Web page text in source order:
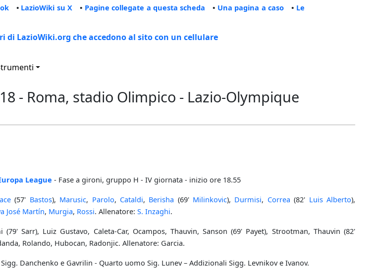
• LazioWiki su X • Pagine collegate a questa scheda • Una pagina a caso • Le
di LazioWiki.org che accedono al sito con un cellulare
- Roma, stadio Olimpico - Lazio-Olympique
League - Fase a gironi, gruppo H - IV giornata - inizio ore 18.55
(57' Bastos), Marusic, Parolo, Cataldi, Berisha (69' Milinkovic), Durmisi, Correa (82' Luis Alberto),
José Martín, Murgia, Rossi. Allenatore: S. Inzaghi.
(79' Sarr), Luiz Gustavo, Caleta-Car, Ocampos, Thauvin, Sanson (69' Payet), Strootman, Thauvin (82'
Rolando, Hubocan, Radonjic. Allenatore: Garcia.
Danchenko e Gavrilin - Quarto uomo Sig. Lunev – Addizionali Sigg. Levnikov e Ivanov.